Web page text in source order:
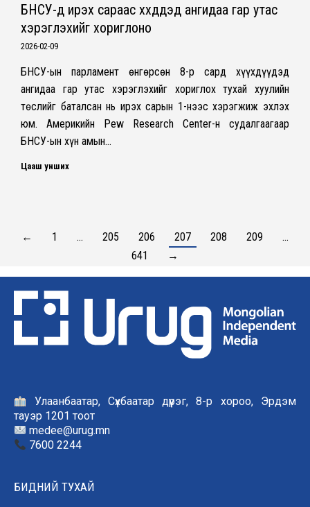
БНСУ-д ирэх сараас хүүхдүүдэд ангидаа гар утас
хэрэглэхийг хориглоно
2026-02-09
БНСУ-ын парламент өнгөрсөн 8-р сард хүүхдүүдэд
ангидаа гар утас хэрэглэхийг хориглох тухай хуулийн
төслийг баталсан нь ирэх сарын 1-нээс хэрэгжиж эхлэх
юм. Америкийн Pew Research Center-н судалгаагаар
БНСУ-ын хүн амын…
Цааш унших
← 1 … 205 206 207 208 209
…
641
→
Улаанбаатар, Сүхбаатар дүүрэг, 8-р хороо, Эрдэм
тауэр 1201 тоот
medee@urug.mn
7600 2244
БИДНИЙ ТУХАЙ